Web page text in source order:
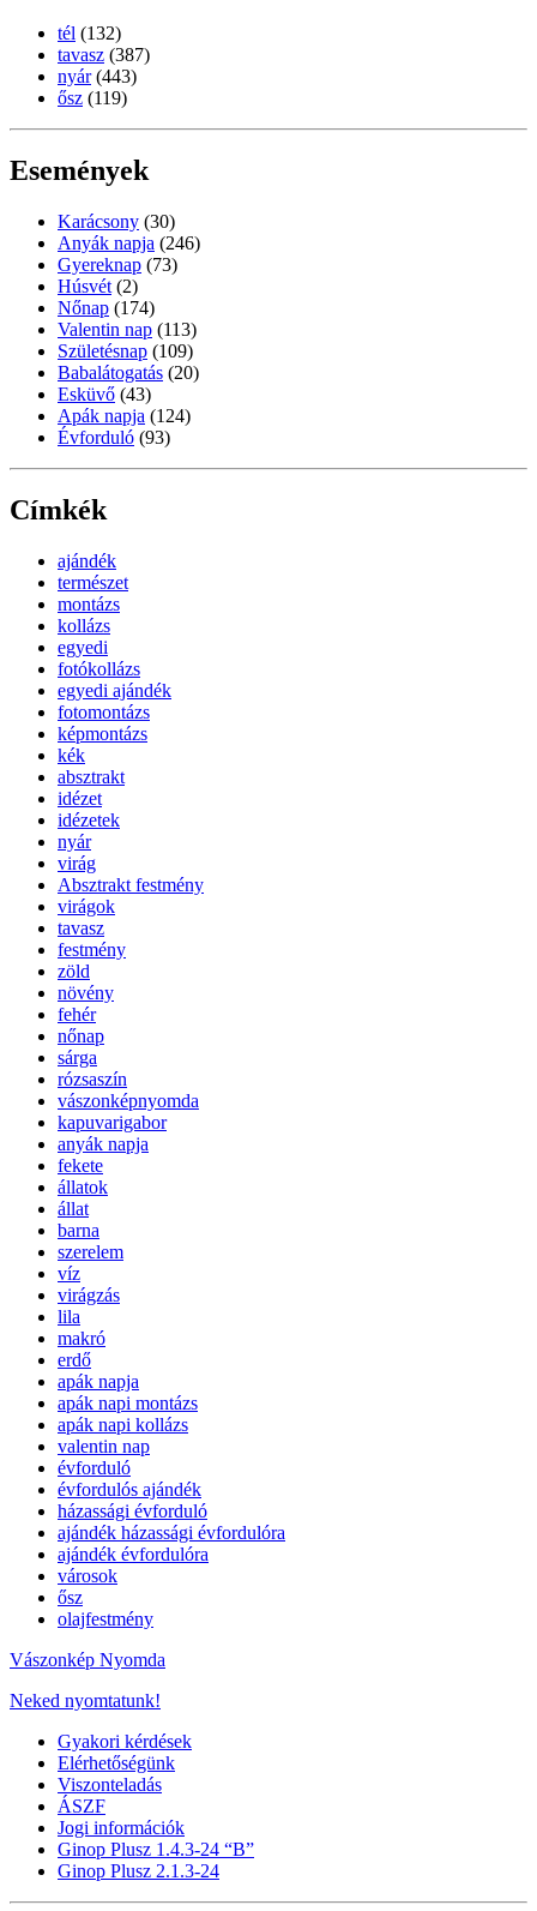
tél (132)
tavasz (387)
nyár (443)
ősz (119)
Események
Karácsony (30)
Anyák napja (246)
Gyereknap (73)
Húsvét (2)
Nőnap (174)
Valentin nap (113)
Születésnap (109)
Babalátogatás (20)
Esküvő (43)
Apák napja (124)
Évforduló (93)
Címkék
ajándék
természet
montázs
kollázs
egyedi
fotókollázs
egyedi ajándék
fotomontázs
képmontázs
kék
absztrakt
idézet
idézetek
nyár
virág
Absztrakt festmény
virágok
tavasz
festmény
zöld
növény
fehér
nőnap
sárga
rózsaszín
vászonképnyomda
kapuvarigabor
anyák napja
fekete
állatok
állat
barna
szerelem
víz
virágzás
lila
makró
erdő
apák napja
apák napi montázs
apák napi kollázs
valentin nap
évforduló
évfordulós ajándék
házassági évforduló
ajándék házassági évfordulóra
ajándék évfordulóra
városok
ősz
olajfestmény
Vászonkép Nyomda
Neked nyomtatunk!
Gyakori kérdések
Elérhetőségünk
Viszonteladás
ÁSZF
Jogi információk
Ginop Plusz 1.4.3-24 “B”
Ginop Plusz 2.1.3-24